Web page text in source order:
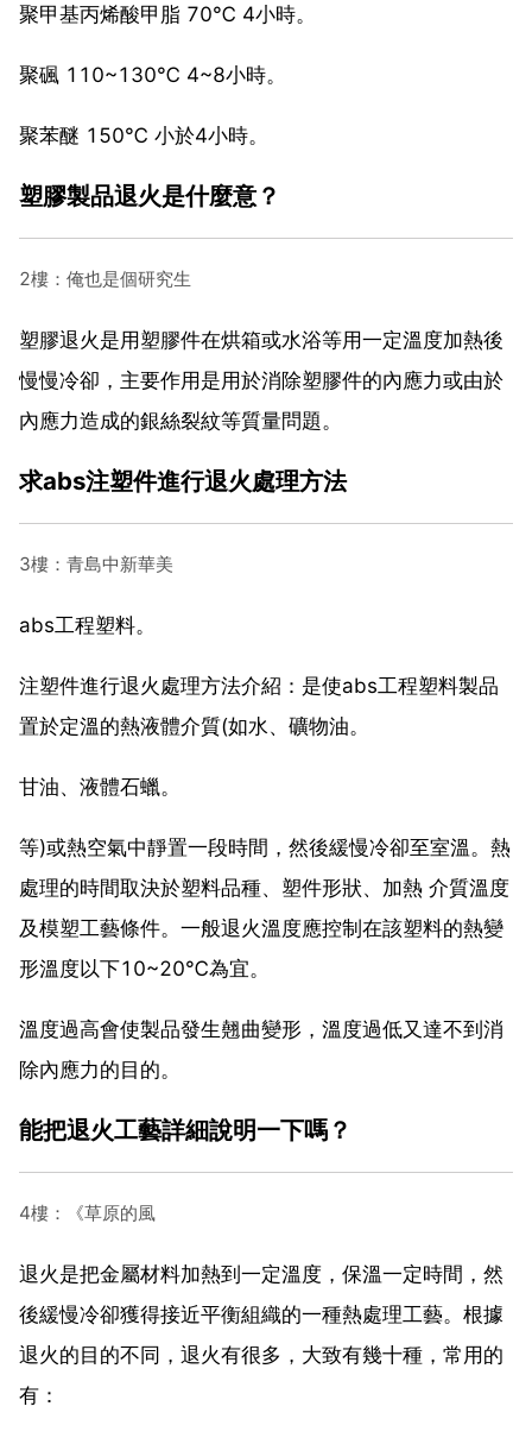
聚甲基丙烯酸甲脂 70℃ 4小時。
聚碸 110~130℃ 4~8小時。
聚苯醚 150℃ 小於4小時。
塑膠製品退火是什麼意？
2樓：俺也是個研究生
塑膠退火是用塑膠件在烘箱或水浴等用一定溫度加熱後
慢慢冷卻，主要作用是用於消除塑膠件的內應力或由於
內應力造成的銀絲裂紋等質量問題。
求abs注塑件進行退火處理方法
3樓：青島中新華美
abs工程塑料。
注塑件進行退火處理方法介紹：是使abs工程塑料製品
置於定溫的熱液體介質(如水、礦物油。
甘油、液體石蠟。
等)或熱空氣中靜置一段時間，然後緩慢冷卻至室溫。熱
處理的時間取決於塑料品種、塑件形狀、加熱 介質溫度
及模塑工藝條件。一般退火溫度應控制在該塑料的熱變
形溫度以下10~20℃為宜。
溫度過高會使製品發生翹曲變形，溫度過低又達不到消
除內應力的目的。
能把退火工藝詳細說明一下嗎？
4樓：《草原的風
退火是把金屬材料加熱到一定溫度，保溫一定時間，然
後緩慢冷卻獲得接近平衡組織的一種熱處理工藝。根據
退火的目的不同，退火有很多，大致有幾十種，常用的
有：